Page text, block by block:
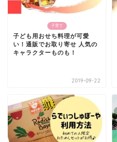
子育て
子ども用おせち料理が可愛
い！通販でお取り寄せ 人気の
キャラクターものも！
2019-09-22